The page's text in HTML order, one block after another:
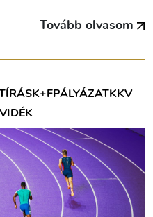
Tovább olvasom
K+FPÁLYÁZATKKV
VIDÉK